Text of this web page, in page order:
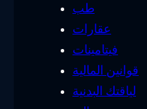
طب
عقارات
فيتامينات
قوانين المالية
لياقتك البدنية